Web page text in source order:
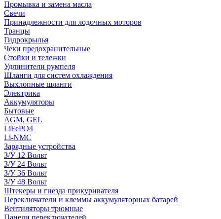
Промывка и замена масла
Свечи
Принадлежности для лодочных моторов
Транцы
Гидрокрылья
Чеки предохранительные
Стойки и тележки
Удлинители румпеля
Шланги для систем охлаждения
Выхлопные шланги
Электрика
Аккумуляторы
Бытовые
AGM, GEL
LiFePO4
Li-NMC
Зарядные устройства
З/У 12 Вольт
З/У 24 Вольт
З/У 36 Вольт
З/У 48 Вольт
Штекеры и гнезда прикуривателя
Переключатели и клеммы аккумуляторных батарей
Вентиляторы трюмные
Панели переключателей